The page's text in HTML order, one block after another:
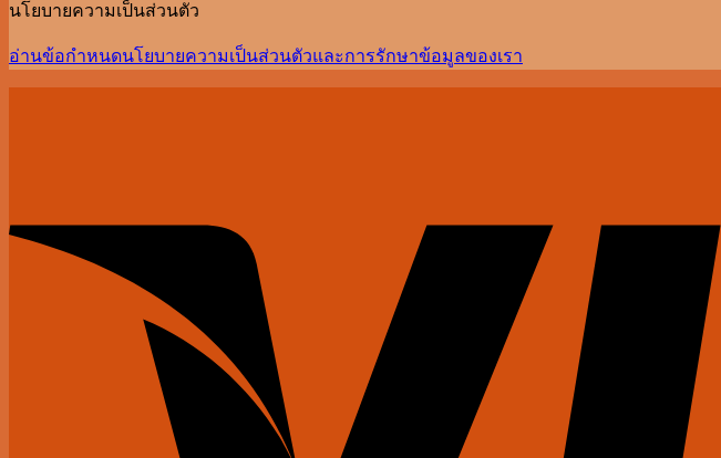
นโยบายความเป็นส่วนตัว
อ่านข้อกำหนดนโยบายความเป็นส่วนตัวและการรักษาข้อมูลของเรา